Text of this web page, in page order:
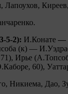
Лапоухов,
5-2): И.Конате —
(к) —
Ирье
60),
Никиема, Дао,